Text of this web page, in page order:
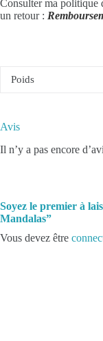
Consulter ma politique
un retour :
Poids
Avis
Il n’y a pas encore
Soyez le premier à
Mandalas”
Vous devez être